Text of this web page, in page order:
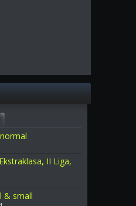
II Liga,
& small